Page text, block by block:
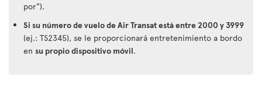
por").
Si su número de vuelo de Air Transat está entre 2000 y 3999
(ej.: TS2345), se le proporcionará entretenimiento a bordo
en su propio dispositivo móvil.